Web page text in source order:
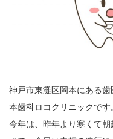
神戸市東灘区岡本にある
本歯科ロコクリニックです。
今年は、昨年より寒くて